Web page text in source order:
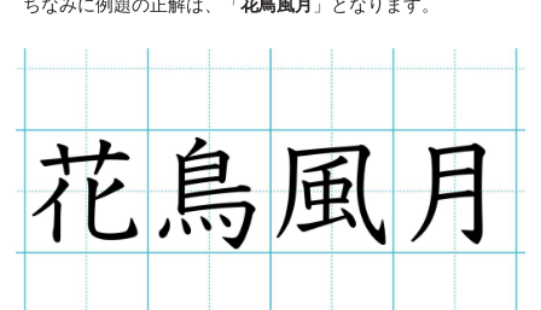
ちなみに例題の正解は、「花鳥風月 」となります。